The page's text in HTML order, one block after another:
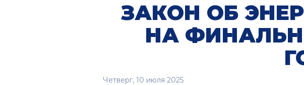
ЗАКОН ОБ
НА
Четверг, 10 июля 2025